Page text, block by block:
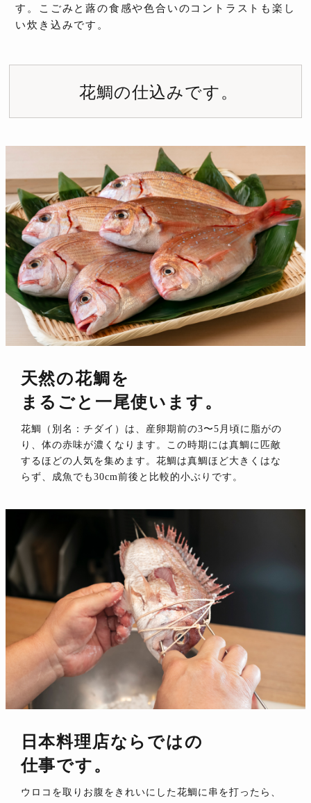
す。こごみと蕗の食感や色合いのコントラストも楽し
い炊き込みです。
花鯛の仕込みです。
天然の花鯛を
まるごと一尾使います。
花鯛（別名：チダイ）は、産卵期前の3〜5月頃に脂がの
り、体の赤味が濃くなります。この時期には真鯛に匹敵
するほどの人気を集めます。花鯛は真鯛ほど大きくはな
らず、成魚でも30cm前後と比較的小ぶりです。
日本料理店ならではの
仕事です。
ウロコを取りお腹をきれいにした花鯛に串を打ったら、